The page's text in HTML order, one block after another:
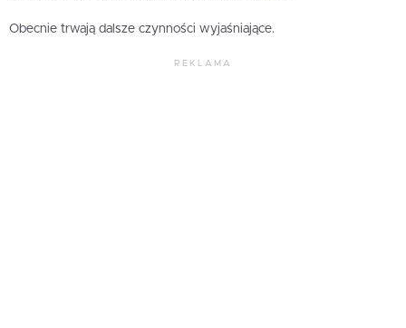
Obecnie trwają dalsze czynności wyjaśniające.
REKLAMA